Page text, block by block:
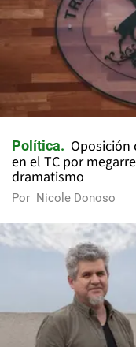
Política
en el TC por
dramatismo
Por Nicole Donoso